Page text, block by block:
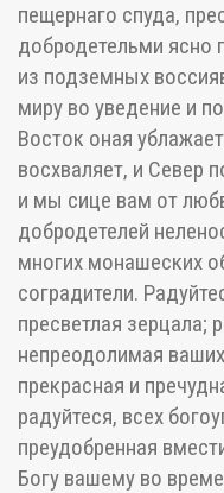
пещернаго спуда,
добродетельми
из подземных
миру во уведение и
Восток оная
восхваляет, и Север
и мы сице вам от
добродетелей
многих монашеских
соградители.
пресветлая зерцала;
непреодолимая
прекрасная и
радуйтеся, всех
преудобренная
Богу вашему во